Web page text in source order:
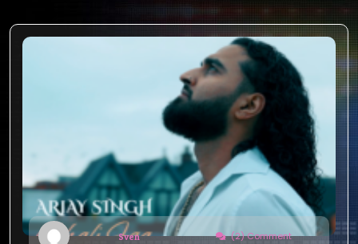
Sven (2) Comment